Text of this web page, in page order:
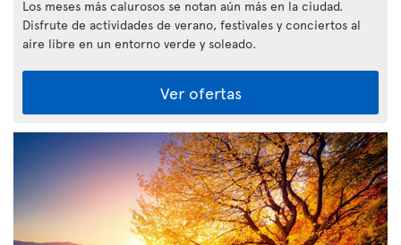
Los meses más calurosos se notan aún más en la ciudad.
Disfrute de actividades de verano, festivales y conciertos al
aire libre en un entorno verde y soleado.
Ver ofertas